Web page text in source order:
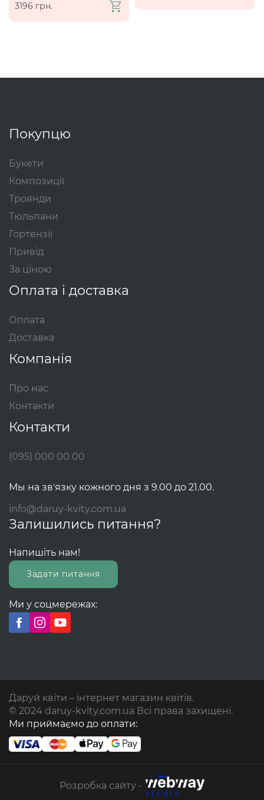
3196 грн.
Покупцю
Букети
Композиції
Троянди
Тюльпани
Гортензії
Привід
За ціною
Оплата і доставка
Оплата
Доставка
Компанія
Про нас
Контакти
Контакти
(095) 000 00 00
Мы на звʼязку кожного дня з 9.00 до 21.00.
info@daruy-kvity.com.ua
Залишились питання?
Напишіть нам!
Задати питання
Ми у соцмережах:
Даруй квіти – інтернет магазин квітів.
© 2024 daruy-kvity.com.ua Всі права захищені.
Ми приймаємо до оплати:
Розробка сайту -